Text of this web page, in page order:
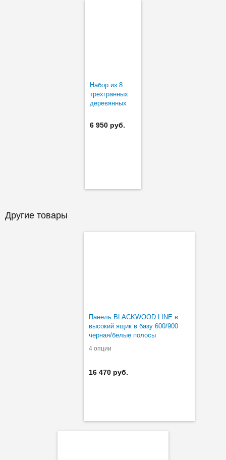
Набор из 8
трехгранных
деревянных
шт)
6 950 руб.
Другие товары
Панель BLACKWOOD LINE в
высокий ящик в базу 600/900
черная/белые полосы
4 опции
16 470 руб.